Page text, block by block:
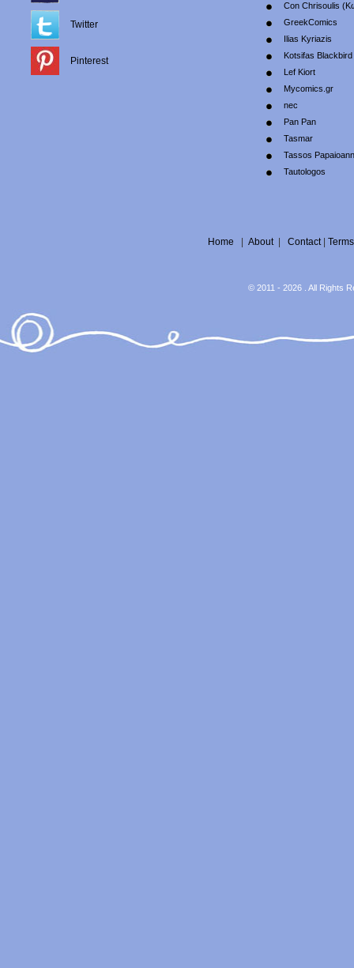
Twitter
Pinterest
Con Chrisoulis
GreekComics
Ilias Kyriazis
Kotsifas Blackbird
Lef Kiort
Mycomics.gr
nec
Pan Pan
Tasmar
Tassos
Tautologos
Home About| Contact| Terms
© 2011 - 2026 . All Rights